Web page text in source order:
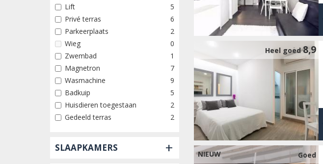
Lift
5
Privé terras
6
Parkeerplaats
2
Wieg
0
Zwembad
1
Magnetron
7
Wasmachine
9
Badkuip
5
Huisdieren toegestaan
2
Gedeeld terras
2
SLAAPKAMERS +
Heel goed8,9
NIEUW Goed